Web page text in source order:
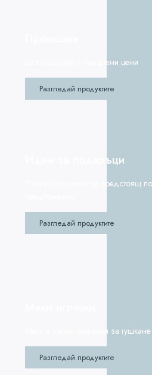
Виж продукти с намалени цени
Разгледай продуктите
Идеи за подаръци
Търсиш подарък за предстоящ
Разгледай продуктите
Меки и топли, идеални за гушкане
Разгледай продуктите